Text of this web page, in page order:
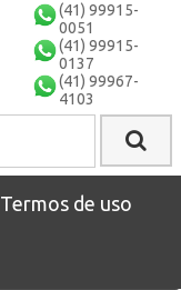
(41) 99915-
0051
(41) 99915-
0137
(41) 99967-
4103
Termos de uso